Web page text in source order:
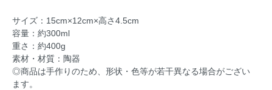
サイズ：15cm×12cm×高さ4.5cm
容量：約300ml
重さ：約400g
素材・材質：陶器
◎商品は手作りのため、形状・色等が若干異なる場合がござい
ます。